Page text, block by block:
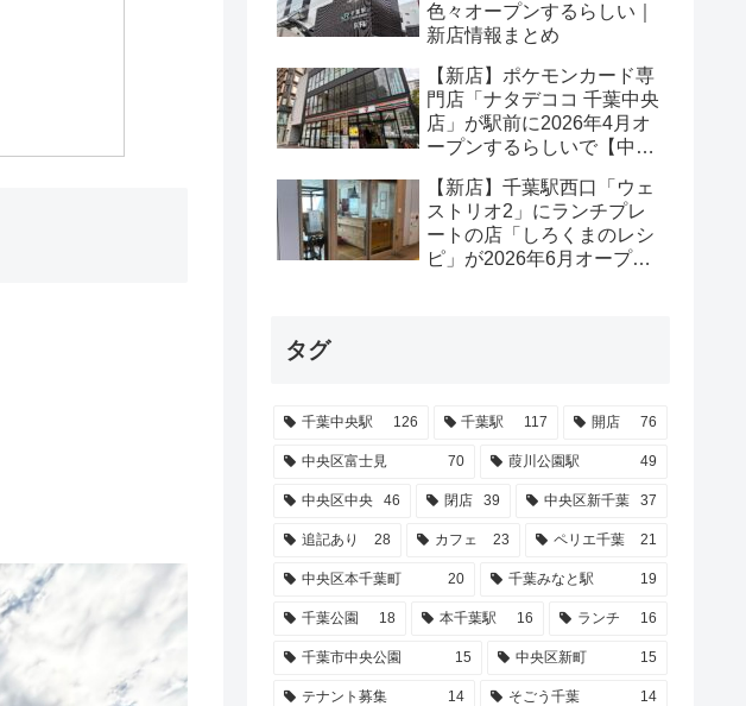
色々オープンするらしい｜
新店情報まとめ
【新店】ポケモンカード専
門店「ナタデココ 千葉中央
店」が駅前に2026年4月オ
ープンするらしいで【中央
【新店】千葉駅西口「ウェ
ストリオ2」にランチプレ
ートの店「しろくまのレシ
ピ」が2026年6月オープン
タグ
千葉中央駅 126 千葉駅 117 開店 76
中央区富士見 70 葭川公園駅 49
中央区中央 46 閉店 39 中央区新千葉 37
追記あり 28 カフェ 23 ペリエ千葉 21
中央区本千葉町 20 千葉みなと駅 19
千葉公園 18 本千葉駅 16 ランチ 16
千葉市中央公園 15 中央区新町 15
テナント募集 14 そごう千葉 14